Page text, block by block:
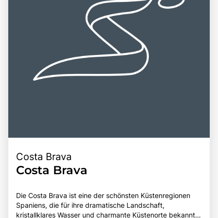
Costa Brava
Costa Brava
Die Costa Brava ist eine der schönsten Küstenregionen
Spaniens, die für ihre dramatische Landschaft,
kristallklares Wasser und charmante Küstenorte bekannt